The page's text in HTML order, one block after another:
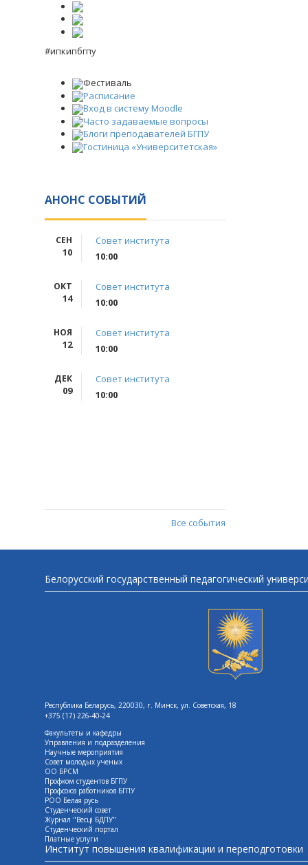
#ипкипбгпу
Фестиваль
Расписание
Вход в систему Moodle
Часто задаваемые вопросы
Блоги преподавателей БГПУ
Гостиница «Университетская»
АНОНС СОБЫТИЙ
СЕН
10
Совет института
10:00
ОКТ
14
Совет института
10:00
НОЯ
12
Совет института
10:00
ДЕК
09
Совет института
10:00
Все события
Белорусский государственный педагогический
Республика Беларусь, 220030, г. Минск, ул. Советская, 18
+375 (17) 226-40-24
Факультеты и кафедры
Управления и подразделения
Научные мероприятия
Совет молодых ученых
ОО БРСМ
Профком студентов БГПУ
Профсоюз работников БГПУ
РОО Белая русь
Студенческий совет
Журнал "Весцi БДПУ"
Студенческий портал
Платные услуги
Институт повышения квалификации и переподготовки